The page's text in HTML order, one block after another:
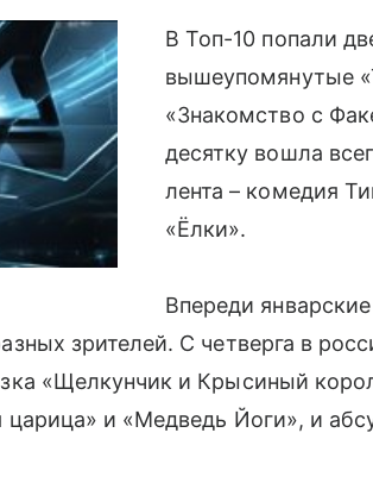
В Топ-10 попали
вышеупомянутые
«Знакомство с
десятку вошла
лента – комедия
«Ёлки».
Впереди
зрителей. С четверга в
«Щелкунчик и Крысиный
и «Медведь Йоги», и